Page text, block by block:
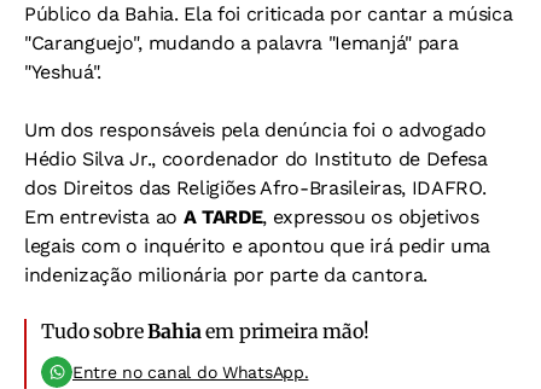
Público da Bahia. Ela foi criticada por cantar a música
"Caranguejo", mudando a palavra "Iemanjá" para
"Yeshuá".
Um dos responsáveis pela denúncia foi o advogado
Hédio Silva Jr., coordenador do Instituto de Defesa
dos Direitos das Religiões Afro-Brasileiras, IDAFRO.
Em entrevista ao A TARDE, expressou os objetivos
legais com o inquérito e apontou que irá pedir uma
indenização milionária por parte da cantora.
Tudo sobreBahia em primeira mão!
Entre no canal do WhatsApp.